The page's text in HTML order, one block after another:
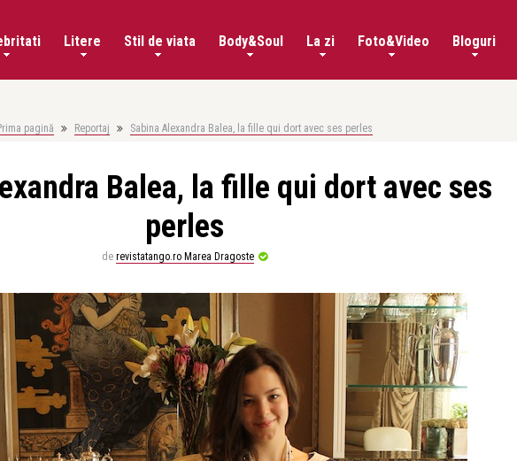
Litere Stil de viata Body&Soul La zi Foto&Video Bloguri
pagină Reportaj Sabina Alexandra Balea, la fille qui dort avec ses perles
Balea, la fille qui dort avec ses
perles
de revistatango.ro Marea Dragoste